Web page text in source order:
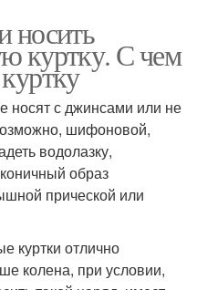
носить
куртку. С чем
носят с джинсами или не
шифоновой,
водолазку,
образ
прической или
куртки отлично
колена, при условии,